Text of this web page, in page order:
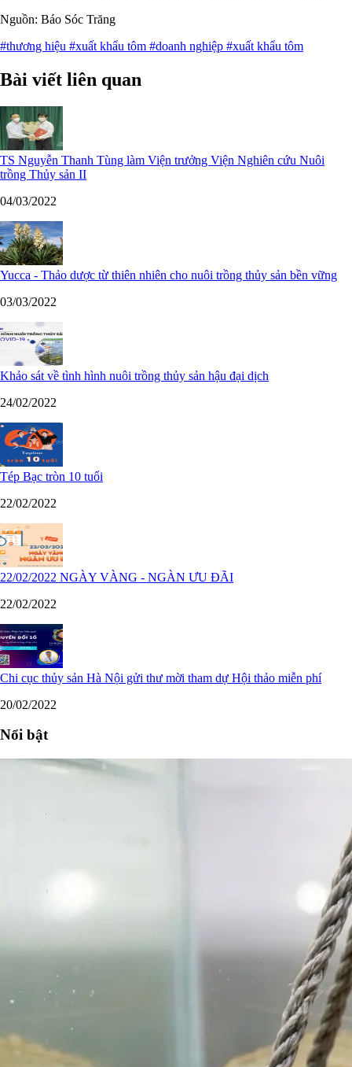
Nguồn: Báo Sóc Trăng
#thương hiệu #xuất khẩu tôm #doanh nghiệp #xuất khẩu tôm
Bài viết liên quan
TS Nguyễn Thanh Tùng làm Viện trưởng Viện Nghiên cứu Nuôi
trồng Thủy sản II
04/03/2022
Yucca - Thảo dược từ thiên nhiên cho nuôi trồng thủy sản bền vững
03/03/2022
Khảo sát về tình hình nuôi trồng thủy sản hậu đại dịch
24/02/2022
Tép Bạc tròn 10 tuổi
22/02/2022
22/02/2022 NGÀY VÀNG - NGÀN ƯU ĐÃI
22/02/2022
Chi cục thủy sản Hà Nội gửi thư mời tham dự Hội thảo miễn phí
20/02/2022
Nổi bật